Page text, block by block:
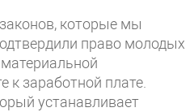
которые мы
право молодых
к заработной плате.
устанавливает